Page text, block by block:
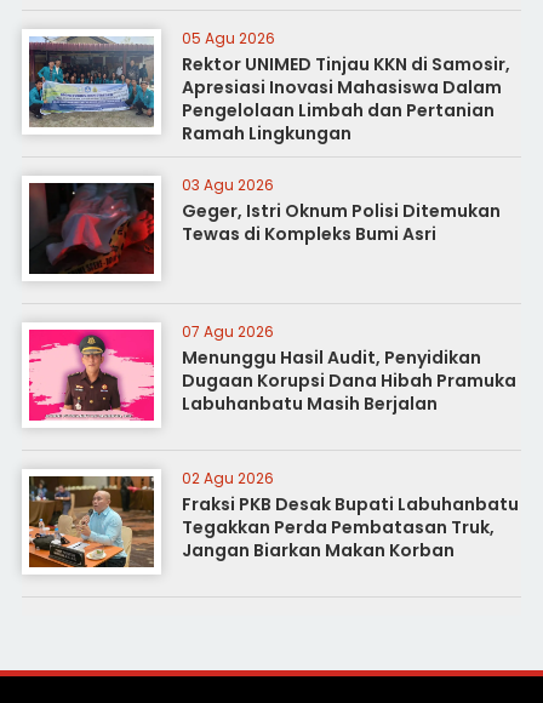
05 Agu 2026
Rektor UNIMED Tinjau KKN di Samosir,
Apresiasi Inovasi Mahasiswa Dalam
Pengelolaan Limbah dan Pertanian
Ramah Lingkungan
03 Agu 2026
Geger, Istri Oknum Polisi Ditemukan
Tewas di Kompleks Bumi Asri
07 Agu 2026
Menunggu Hasil Audit, Penyidikan
Dugaan Korupsi Dana Hibah Pramuka
Labuhanbatu Masih Berjalan
02 Agu 2026
Fraksi PKB Desak Bupati Labuhanbatu
Tegakkan Perda Pembatasan Truk,
Jangan Biarkan Makan Korban